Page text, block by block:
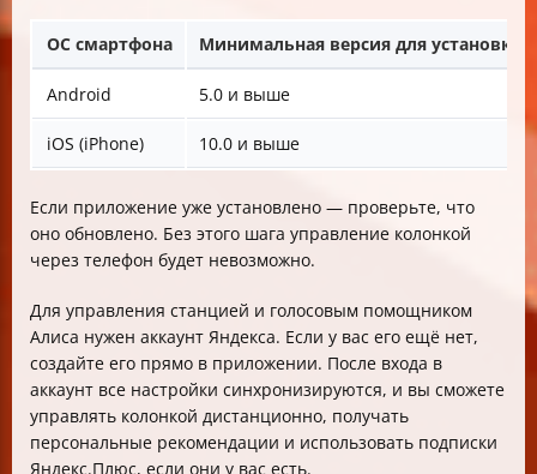
ОС смартфона Минимальная версия для установки
Android 5.0 и выше
iOS (iPhone) 10.0 и выше
Если приложение уже установлено — проверьте, что
оно обновлено. Без этого шагa управление колонкой
через телефон будет невозможно.
Для управления станцией и голосовым помощником
Алиса нужен аккаунт Яндекса. Если у вас его ещё нет,
создайте его прямо в приложении. После входа в
аккаунт все настройки синхронизируются, и вы сможете
управлять колонкой дистанционно, получать
персональные рекомендации и использовать подписки
Яндекс.Плюс, если они у вас есть.